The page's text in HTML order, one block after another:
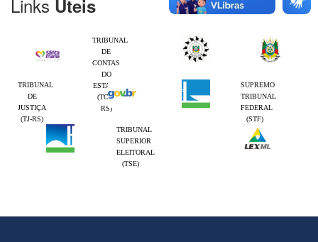
Links Úteis
TRIBUNAL
DE
CONTAS
DO
ESTADO
(TCE-
RS)
TRIBUNAL
DE
JUSTIÇA
(TJ-RS)
SUPREMO
TRIBUNAL
FEDERAL
(STF)
TRIBUNAL
SUPERIOR
ELEITORAL
(TSE)